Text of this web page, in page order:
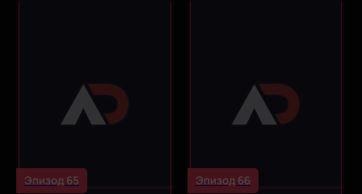
Эпизод 65 Эпизод 66